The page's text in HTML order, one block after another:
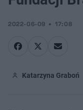
2022-06-09 17:08
Katarzyna Graboń